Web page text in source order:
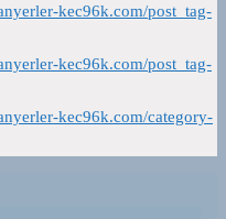
kec96k.com/post_tag-
kec96k.com/post_tag-
kec96k.com/category-